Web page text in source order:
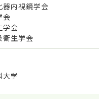
器内視鏡学会
会
学会
衛生学会
大学